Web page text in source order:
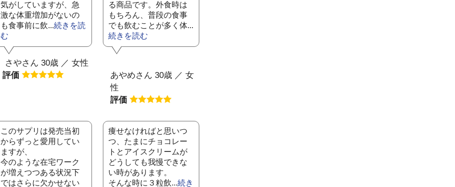
気がしていますが、急
激な体重増加がないの
も食事前に飲...続きを読
む
さやさん 30歳 ／ 女性
評価
る商品です。外食時は
もちろん、普段の食事
でも飲むことが多く体...
続きを読む
あやめさん 30歳 ／ 女
性
評価
このサプリは発売当初
からずっと愛用してい
ますが、
今のような在宅ワーク
が増えつつある状況下
ではさらに欠かせない
痩せなければと思いつ
つ、たまにチョコレー
トとアイスクリームが
どうしても我慢できな
い時があります。
そんな時に３粒飲...続き